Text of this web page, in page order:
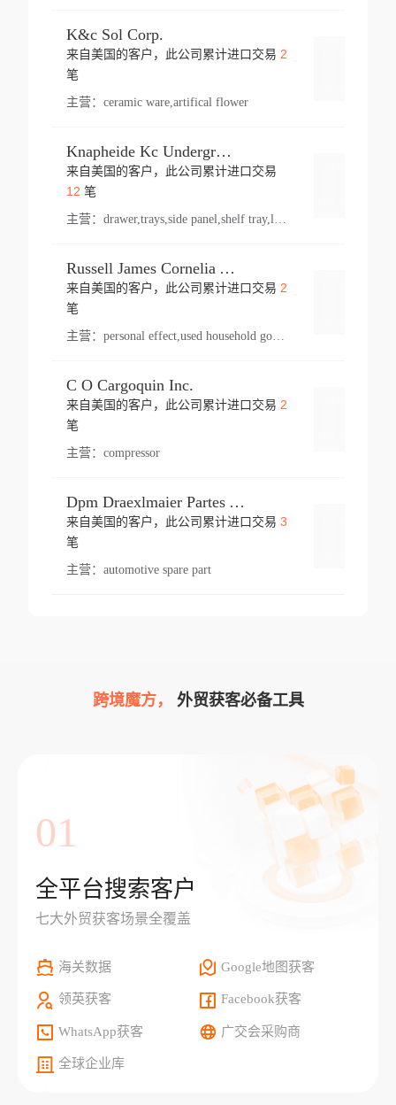
K&c Sol Corp.
来自美国的客户，此公司累计进口交易 2
笔
主营： ceramic ware,artifical flower
Knapheide Kc Underground
来自美国的客户，此公司累计进口交易
12 笔
主营：
Russell James Cornelia Arlington Va
来自美国的客户，此公司累计进口交易 2
笔
主营： personal effect,used household goods
C O Cargoquin Inc.
来自美国的客户，此公司累计进口交易 2
笔
主营： compressor
Dpm Draexlmaier Partes Automotrices Corr Ind Huejotzingo
来自美国的客户，此公司累计进口交易 3
笔
主营： automotive spare part
跨境魔方， 外贸获客必备工具
01
全平台搜索客户
七大外贸获客场景全覆盖
海关数据 Google地图获客
领英获客 Facebook获客
WhatsApp获客 广交会采购商
全球企业库